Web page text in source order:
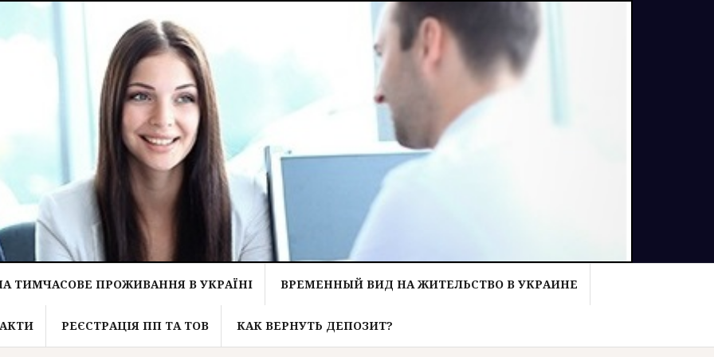
ТИМЧАСОВЕ ПРОЖИВАННЯ В УКРАЇНІ ВРЕМЕННЫЙ ВИД НА ЖИТЕЛЬСТВО В УКРАИНЕ
РЕЄСТРАЦІЯ ПП ТА ТОВ КАК ВЕРНУТЬ ДЕПОЗИТ?